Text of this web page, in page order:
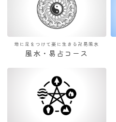
地に足をつけて楽に生きる卍易風水
風水・易占コース